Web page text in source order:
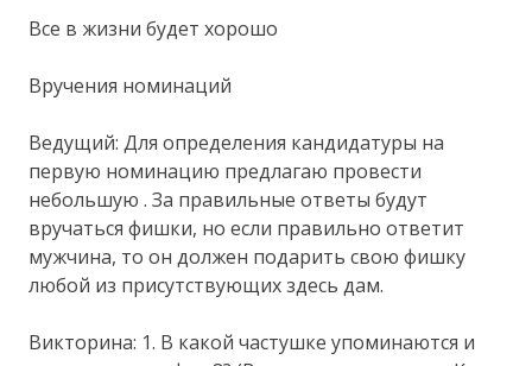
Все в жизни будет хорошо
Вручения номинаций
Ведущий: Для определения кандидатуры на
первую номинацию предлагаю провести
небольшую . За правильные ответы будут
вручаться фишки, но если правильно ответит
мужчина, то он должен подарить свою фишку
любой из присутствующих здесь дам.
Викторина: 1. В какой частушке упоминаются и